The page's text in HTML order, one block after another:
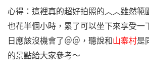
心得：這裡真的超好拍照的︿︿雖然範
也花半個小時，累了可以坐下來享受一
日應該沒機會了＠＠，聽說和山寨村是
的景點給大家參考～